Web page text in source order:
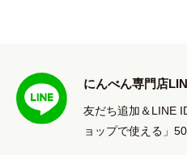
にんべん専門店
友だち追加＆LINE
ョップで使える」